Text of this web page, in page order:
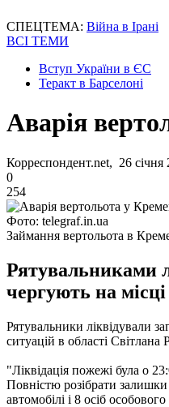
СПЕЦТЕМА: Війна в Ірані
ВСІ ТЕМИ
Вступ України в ЄС
Теракт в Барселоні
Аварія
Корреспондент.net, 26 січня
0
254
Фото: telegraf.in.ua
Займання вертольота в
Рятувальниками
чергують на місці
Рятувальники ліквідували
ситуацій в області Світлана
"Ліквідація пожежі була о
Повністю розібрати
автомобілі і 8 осіб